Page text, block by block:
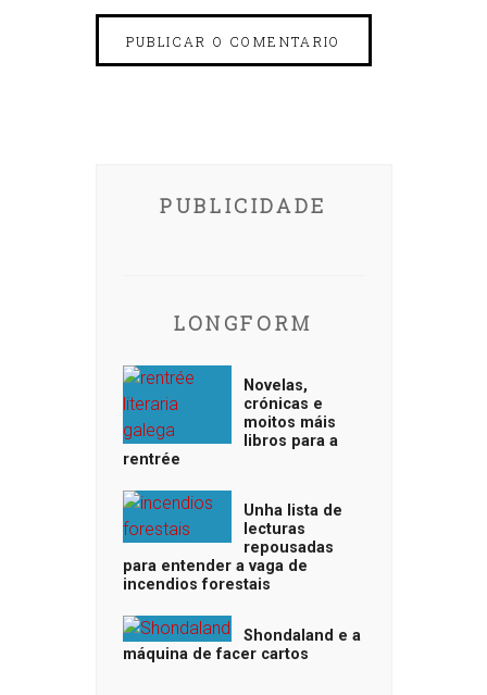
PUBLICIDADE
LONGFORM
Novelas,
crónicas e
moitos máis
libros para a
rentrée
Unha lista de
lecturas
repousadas
para entender a vaga de
incendios forestais
Shondaland e a
máquina de facer cartos